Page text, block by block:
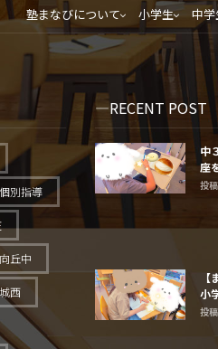
塾まなびについて 小学生 中学
個別指導
向丘中
城西
RECENT POST
中
座
学
投
小
食
投